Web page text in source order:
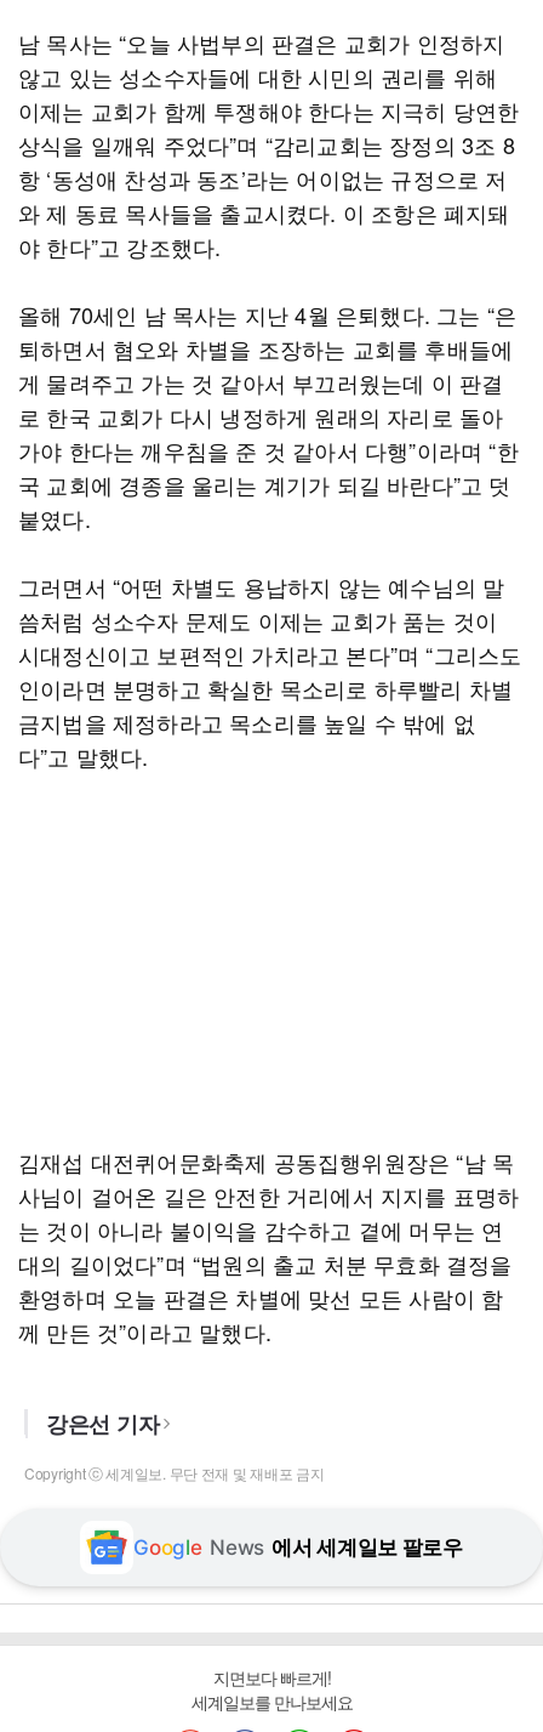
남 목사는 “오늘 사법부의 판결은 교회가 인정하지
않고 있는 성소수자들에 대한 시민의 권리를 위해
이제는 교회가 함께 투쟁해야 한다는 지극히 당연한
상식을 일깨워 주었다”며 “감리교회는 장정의 3조 8
항 ‘동성애 찬성과 동조’라는 어이없는 규정으로 저
와 제 동료 목사들을 출교시켰다. 이 조항은 폐지돼
야 한다”고 강조했다.
올해 70세인 남 목사는 지난 4월 은퇴했다. 그는 “은
퇴하면서 혐오와 차별을 조장하는 교회를 후배들에
게 물려주고 가는 것 같아서 부끄러웠는데 이 판결
로 한국 교회가 다시 냉정하게 원래의 자리로 돌아
가야 한다는 깨우침을 준 것 같아서 다행”이라며 “한
국 교회에 경종을 울리는 계기가 되길 바란다”고 덧
붙였다.
그러면서 “어떤 차별도 용납하지 않는 예수님의 말
씀처럼 성소수자 문제도 이제는 교회가 품는 것이
시대정신이고 보편적인 가치라고 본다”며 “그리스도
인이라면 분명하고 확실한 목소리로 하루빨리 차별
금지법을 제정하라고 목소리를 높일 수 밖에 없
다”고 말했다.
김재섭 대전퀴어문화축제 공동집행위원장은 “남 목
사님이 걸어온 길은 안전한 거리에서 지지를 표명하
는 것이 아니라 불이익을 감수하고 곁에 머무는 연
대의 길이었다”며 “법원의 출교 처분 무효화 결정을
환영하며 오늘 판결은 차별에 맞선 모든 사람이 함
께 만든 것”이라고 말했다.
강은선 기자
Copyright ⓒ 세계일보. 무단 전재 및 재배포 금지
Google News 에서 세계일보 팔로우
지면보다 빠르게!
세계일보를 만나보세요